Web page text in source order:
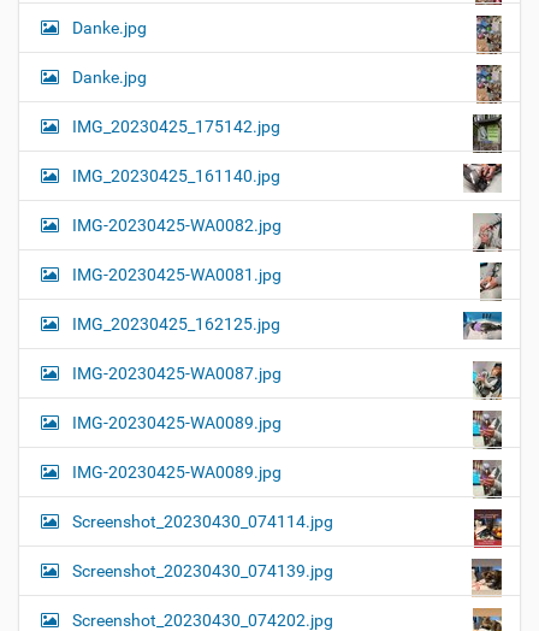
Danke.jpg
Danke.jpg
IMG_20230425_175142.jpg
IMG_20230425_161140.jpg
IMG-20230425-WA0082.jpg
IMG-20230425-WA0081.jpg
IMG_20230425_162125.jpg
IMG-20230425-WA0087.jpg
IMG-20230425-WA0089.jpg
IMG-20230425-WA0089.jpg
Screenshot_20230430_074114.jpg
Screenshot_20230430_074139.jpg
Screenshot_20230430_074202.jpg